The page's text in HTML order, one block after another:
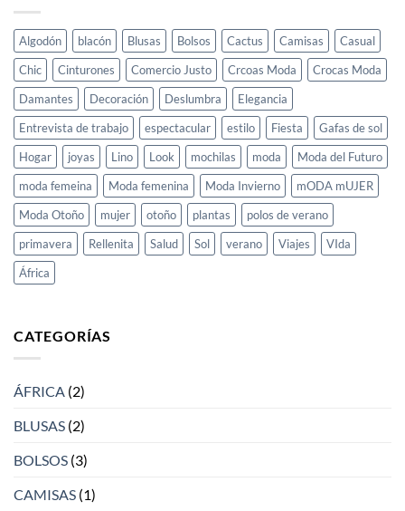
frescura
y
estilo
con
Crocas
Moda
Algodón blacón Blusas Bolsos Cactus Camisas
Casual
Chic
Cinturones Comercio Justo Crcoas Moda
Crocas Moda
Damantes
Decoración Deslumbra
Elegancia
Entrevista de trabajo
espectacular estilo Fiesta
Gafas de sol
Hogar
joyas Lino Look mochilas moda
Moda del Futuro
moda femeina
Moda femenina Moda Invierno
mODA mUJER
Moda Otoño
mujer otoño plantas
polos de verano
primavera
Rellenita Salud Sol verano Viajes
VIda
África
CATEGORÍAS
ÁFRICA (2)
BLUSAS (2)
BOLSOS (3)
CAMISAS (1)